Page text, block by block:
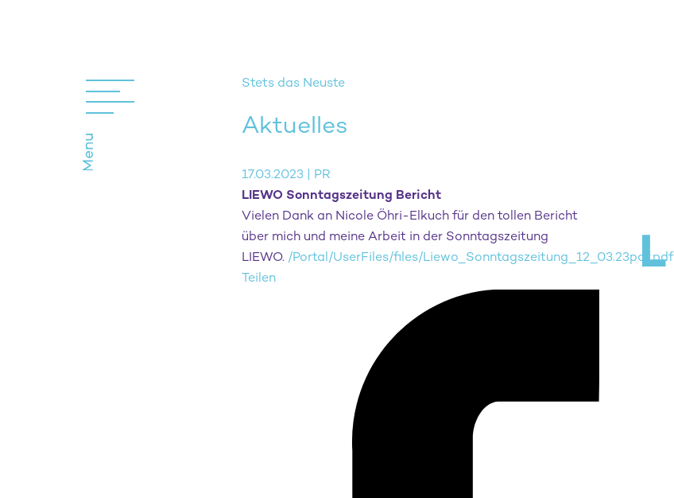
Stets das Neuste
Aktuelles
17.03.2023 | PR
LIEWO Sonntagszeitung Bericht
Vielen Dank an Nicole Öhri-Elkuch für den tollen Bericht
über mich und meine Arbeit in der Sonntagszeitung
LIEWO. /Portal/UserFiles/files/Liewo_Sonntagszeitung_12_03.23pdf.pdf
Teilen